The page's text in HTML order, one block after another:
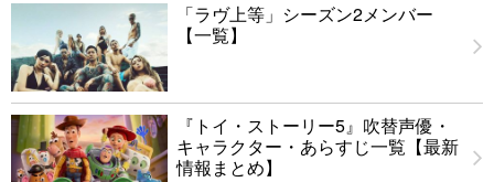
「ラヴ上等」シーズン2メンバー
【一覧】
『トイ・ストーリー5』吹替声優・
キャラクター・あらすじ一覧【最新
情報まとめ】